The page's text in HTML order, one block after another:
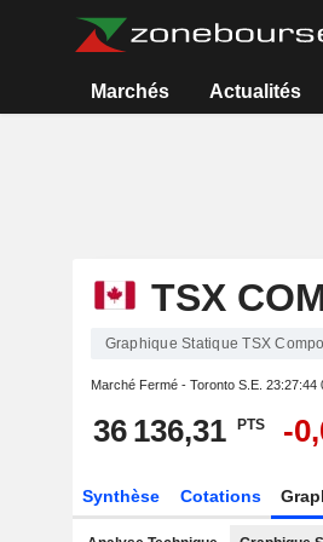
Marchés Actualités
TSX
Graphique Statique TSX
Marché Fermé - Toronto S.E. 23:27:44
36 136,31 PTS -
Synthèse Cotations